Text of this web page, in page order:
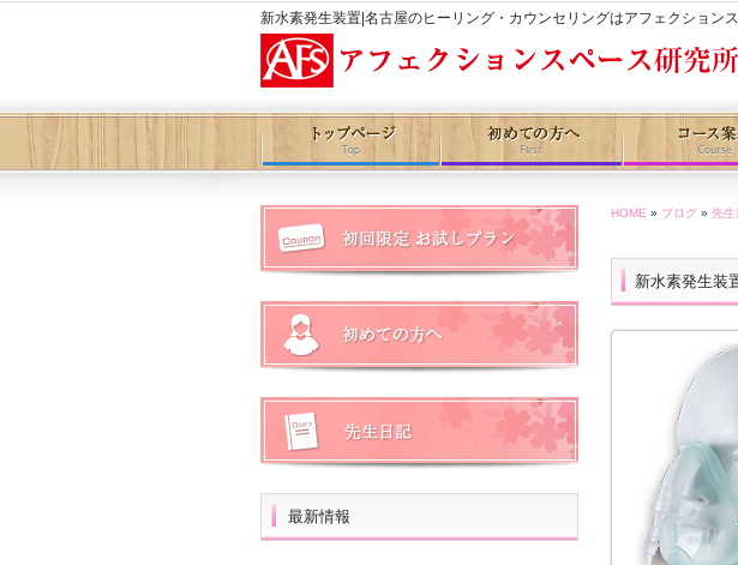
新水素発生装置|名古屋のヒーリング・カウンセリングはアフェクション
HOME » ブログ » 先生
新水素発生装
最新情報